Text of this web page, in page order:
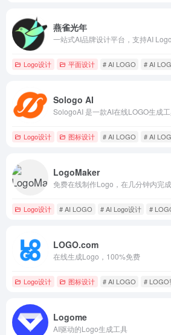
燕雀光年
Logo设计 平面设计 # AI LOGO # AI
Sologo AI
Logo设计 图标设计 # AI LOGO # AI
LogoMaker
免费在线制作Logo，在几分钟内完
Logo设计 # AI LOGO # AI Logo设计 #
LOGO.com
在线生成Logo，100%免费
Logo设计 图标设计 # AI LOGO # LOGO
Logome
AI驱动的Logo生成工具